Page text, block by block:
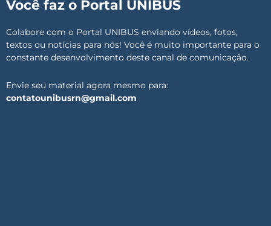
Você faz o Portal UNIBUS
Colabore com o Portal UNIBUS enviando vídeos, fotos,
textos ou notícias para nós! Você é muito importante para o
constante desenvolvimento deste canal de comunicação.
Envie seu material agora mesmo para:
contatounibusrn@gmail.com